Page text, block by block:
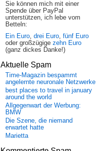
Sie können mich mit einer
Spende über PayPal
unterstützen, ich lebe vom
Betteln:
Ein Euro, drei Euro, fünf Euro
oder großzügige zehn Euro
(ganz dickes Danke!)
Aktuelle Spam
Time-Magazin bespammt
angelernte neuronale Netzwerke
best places to travel in january
around the world
Allgegenwart der Werbung:
BMW
Die Szene, die niemand
erwartet hatte
Marietta